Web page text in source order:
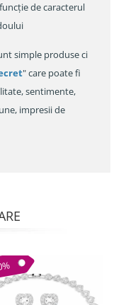
de caracterul
simple produse ci
" care poate fi
sentimente,
impresii de